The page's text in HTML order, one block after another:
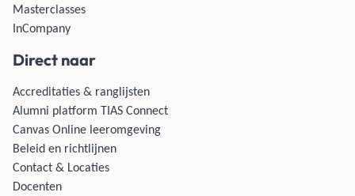
Masterclasses
InCompany
Direct naar
Accreditaties & ranglijsten
Alumni platform TIAS Connect
Canvas Online leeromgeving
Beleid en richtlijnen
Contact & Locaties
Docenten